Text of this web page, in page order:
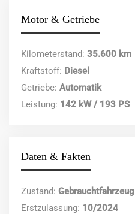
Motor & Getriebe
Kilometerstand: 35.600 km
Kraftstoff: Diesel
Getriebe: Automatik
Leistung: 142 kW / 193 PS
Daten & Fakten
Zustand: Gebrauchtfahrzeug
Erstzulassung: 10/2024